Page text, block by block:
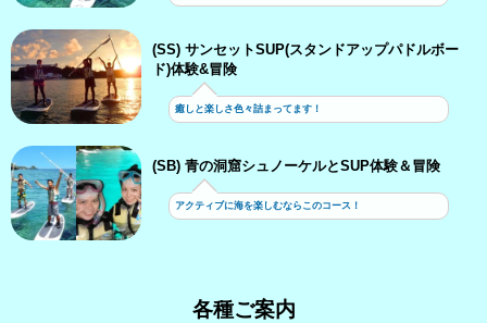
(SS) サンセットSUP(スタンドアップパドルボー
ド)体験&冒険
癒しと楽しさ色々詰まってます！
(SB) 青の洞窟シュノーケルとSUP体験＆冒険
アクティブに海を楽しむならこのコース！
各種ご案内